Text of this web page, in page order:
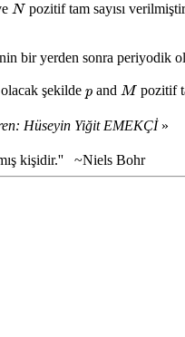
Npozitif tam sayısı
bir yerden sonra periyodik
olacak şekilde p and M pozitif
Hüseyin Yiğit EMEKÇİ»
kişidir.'' ~Niels Bohr